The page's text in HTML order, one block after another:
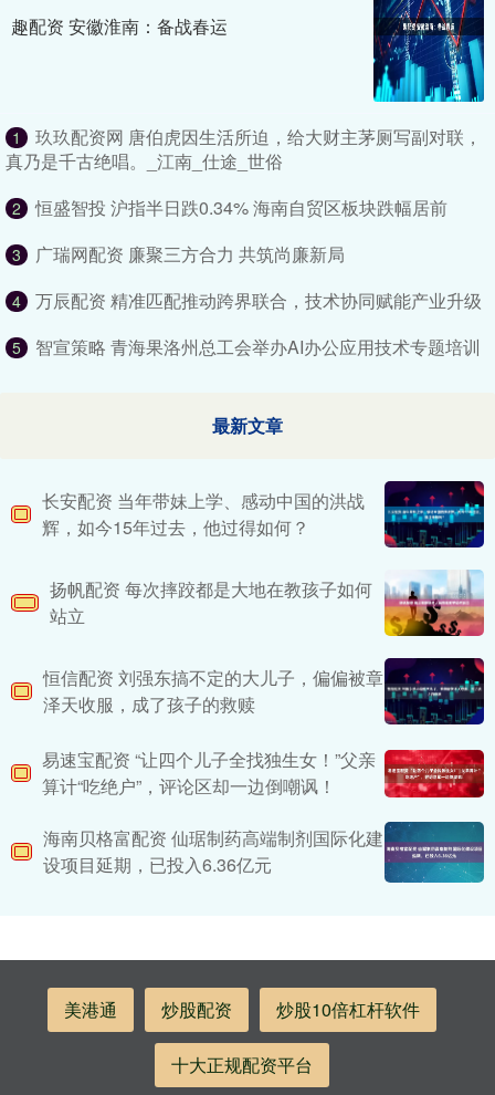
趣配资 安徽淮南：备战春运
1
玖玖配资网 唐伯虎因生活所迫，给大财主茅厕写副对联，
真乃是千古绝唱。_江南_仕途_世俗
2 恒盛智投 沪指半日跌0.34% 海南自贸区板块跌幅居前
3 广瑞网配资 廉聚三方合力 共筑尚廉新局
4 万辰配资 精准匹配推动跨界联合，技术协同赋能产业升级
5 智宣策略 青海果洛州总工会举办AI办公应用技术专题培训
最新文章
长安配资 当年带妹上学、感动中国的洪战
辉，如今15年过去，他过得如何？
扬帆配资 每次摔跤都是大地在教孩子如何
站立
恒信配资 刘强东搞不定的大儿子，偏偏被章
泽天收服，成了孩子的救赎
易速宝配资 “让四个儿子全找独生女！”父亲
算计“吃绝户”，评论区却一边倒嘲讽！
海南贝格富配资 仙琚制药高端制剂国际化建
设项目延期，已投入6.36亿元
美港通 炒股配资 炒股10倍杠杆软件
十大正规配资平台